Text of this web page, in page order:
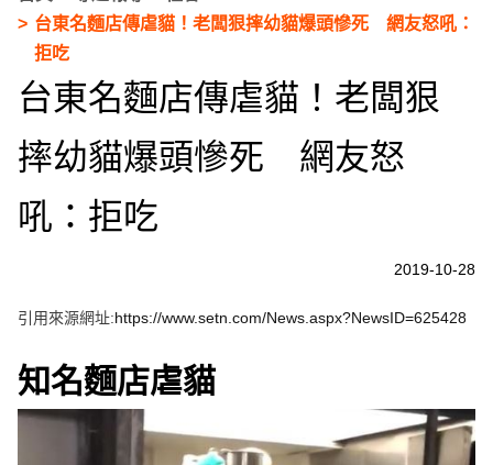
台東名麵店傳虐貓！老闆狠摔幼貓爆頭慘死 網友怒吼：
拒吃
台東名麵店傳虐貓！老闆狠
摔幼貓爆頭慘死 網友怒
吼：拒吃
2019-10-28
引用來源網址:https://www.setn.com/News.aspx?NewsID=625428
知名麵店虐貓